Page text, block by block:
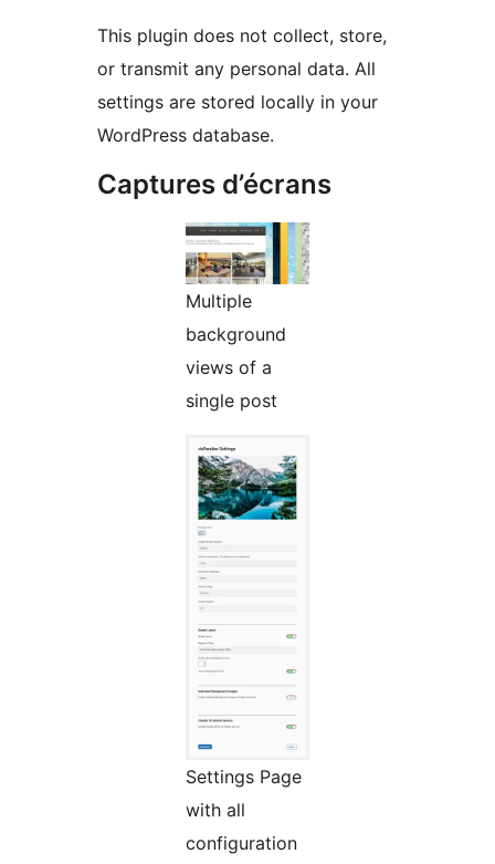
This plugin does not collect, store,
or transmit any personal data. All
settings are stored locally in your
WordPress database.
Captures d’écrans
Multiple
background
views of a
single post
Settings Page
with all
configuration